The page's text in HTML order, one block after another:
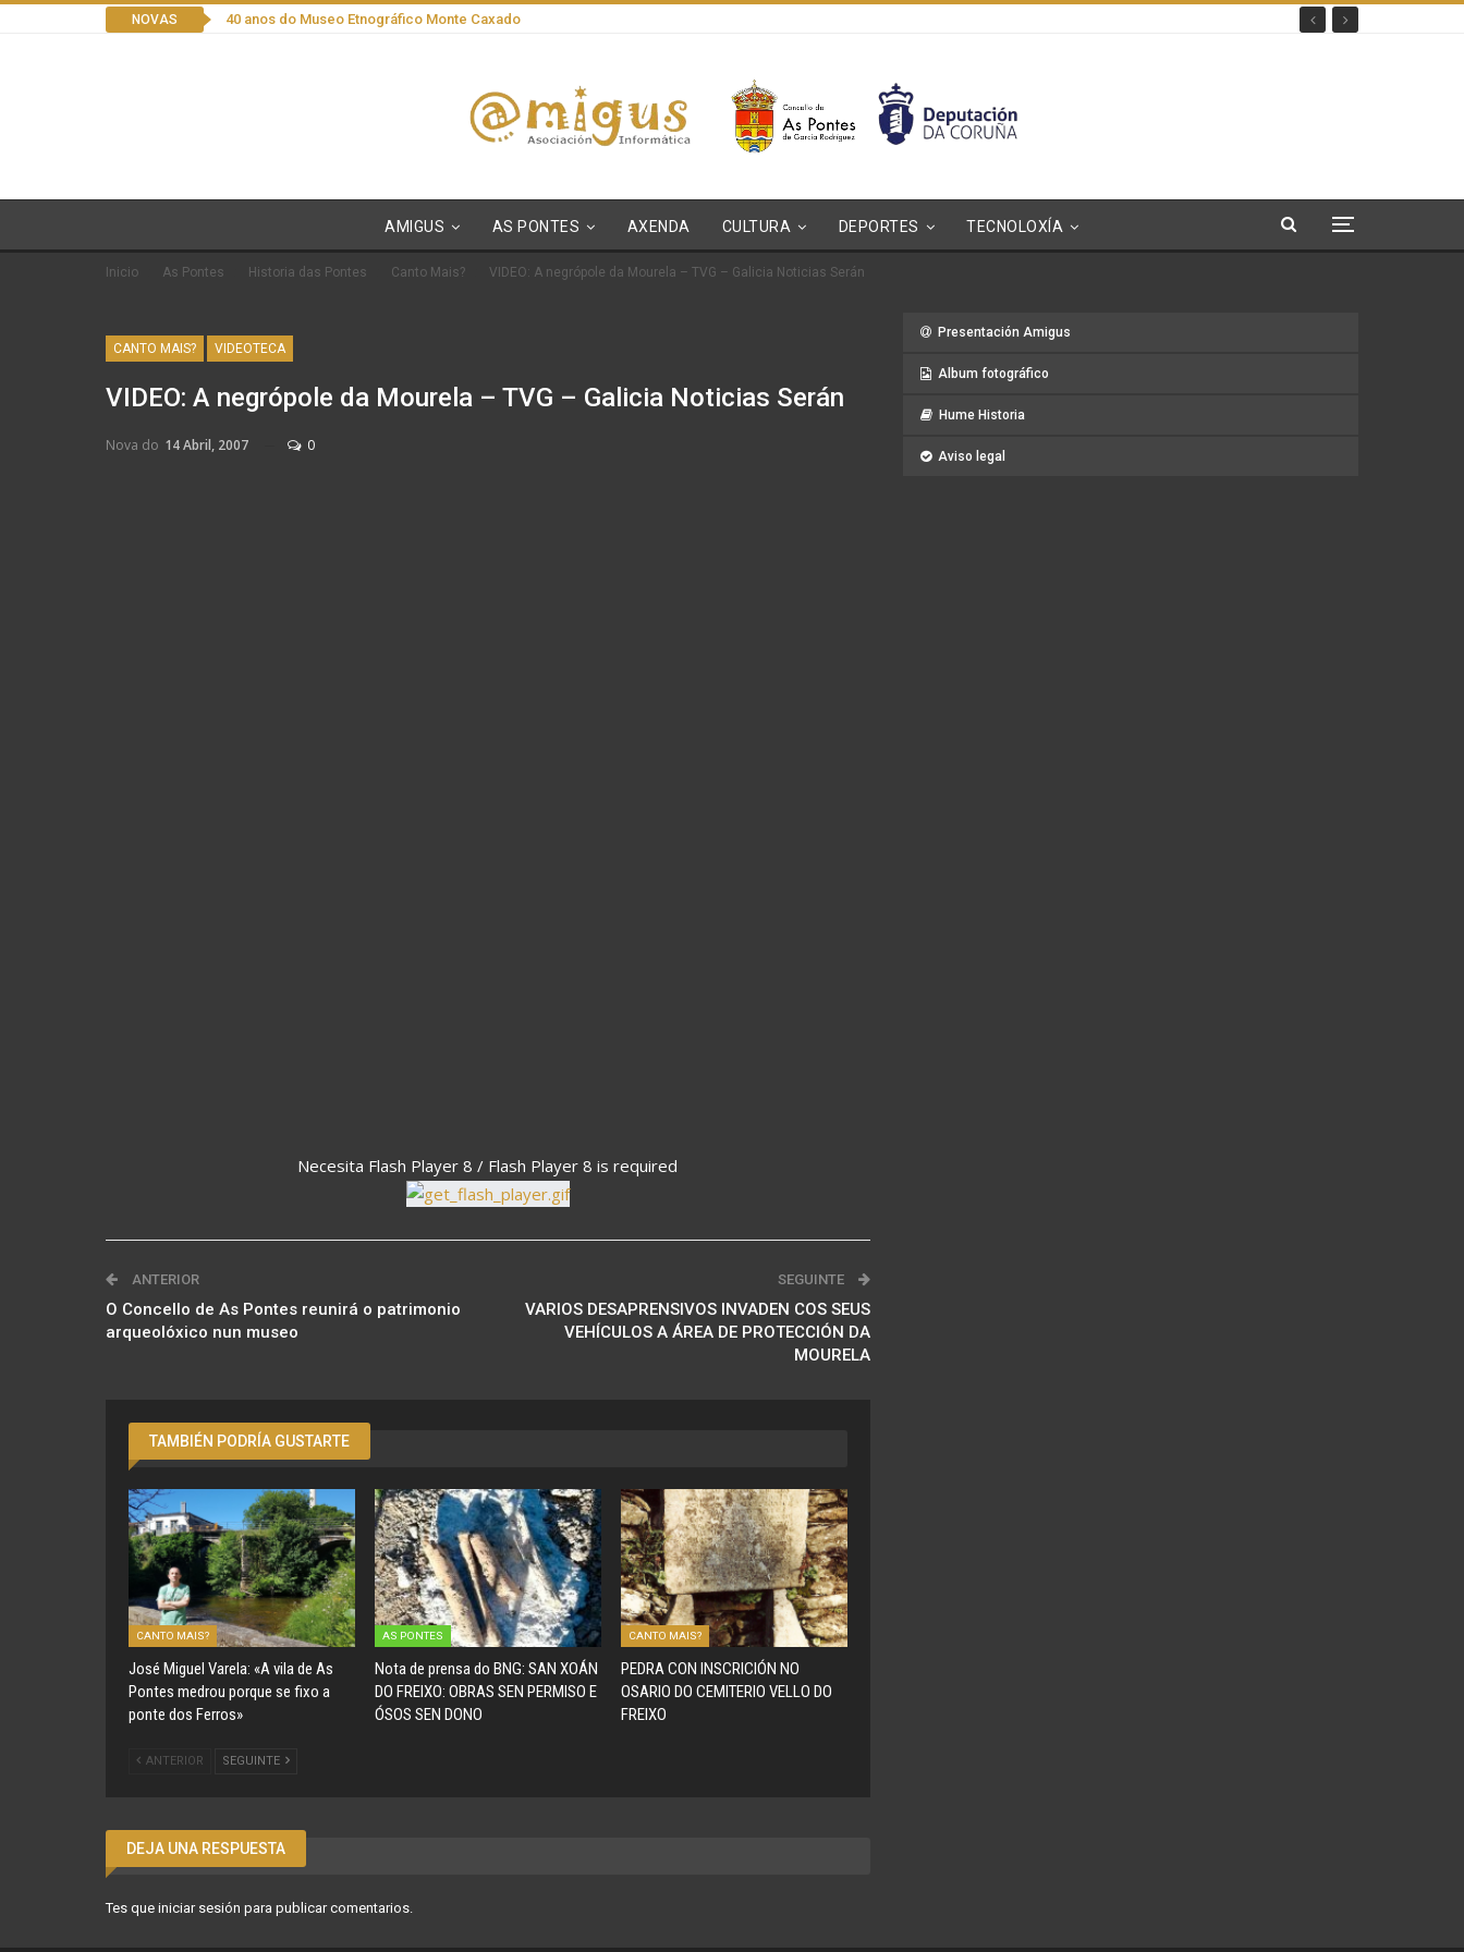
NOVAS 40 anos do Museo Etnográfico Monte Caxado
AMIGUS AS PONTES AXENDA CULTURA DEPORTES TECNOLOXÍA
Inicio As Pontes Historia das Pontes Canto Mais? VIDEO: A negrópole da Mourela – TVG – Galicia Noticias Serán
CANTO MAIS? VIDEOTECA
VIDEO: A negrópole da Mourela – TVG – Galicia Noticias Serán
Nova do 14 Abril, 2007 0
Necesita Flash Player 8 / Flash Player 8 is required
ANTERIOR
O Concello de As Pontes reunirá o patrimonio
arqueolóxico nun museo
SEGUINTE
VARIOS DESAPRENSIVOS INVADEN COS SEUS
VEHÍCULOS A ÁREA DE PROTECCIÓN DA
MOURELA
TAMBIÉN PODRÍA GUSTARTE
CANTO MAIS?
José Miguel Varela: «A vila de As
Pontes medrou porque se fixo a
ponte dos Ferros»
AS PONTES
Nota de prensa do BNG: SAN XOÁN
DO FREIXO: OBRAS SEN PERMISO E
ÓSOS SEN DONO
CANTO MAIS?
PEDRA CON INSCRICIÓN NO
OSARIO DO CEMITERIO VELLO DO
FREIXO
ANTERIOR SEGUINTE
DEJA UNA RESPUESTA
Tes que iniciar sesión para publicar comentarios.
Presentación Amigus
Album fotográfico
Hume Historia
Aviso legal